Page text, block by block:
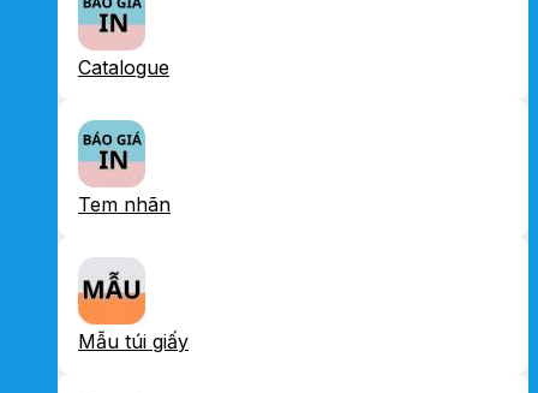
Catalogue
Tem nhãn
Mẫu túi giấy